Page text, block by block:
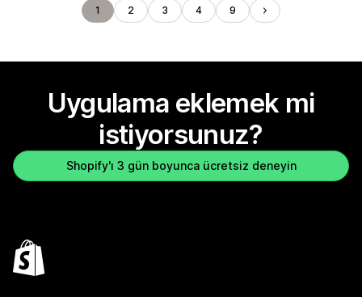
1 2 3 4 9
Uygulama eklemek mi
istiyorsunuz?
Shopify'ı 3 gün boyunca ücretsiz deneyin